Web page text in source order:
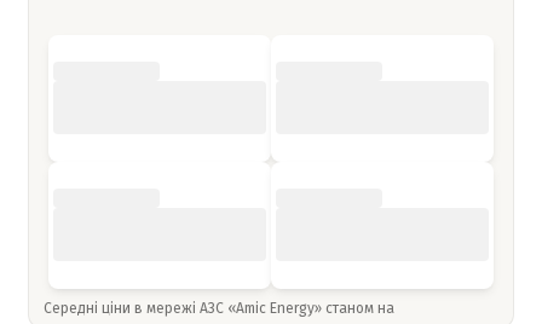
Середні ціни в мережі АЗС «Amic Energy» станом на